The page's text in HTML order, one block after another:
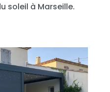
soleil à Marseille.